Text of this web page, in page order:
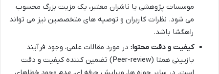
موسسات پژوهشی یا ناشران معتبر، یک مزیت بزرگ محسوب
می شود. نظرات کاربران و توصیه های متخصصین نیز می تواند
راهگشا باشد.
کیفیت و دقت محتوا: در مورد مقالات علمی، وجود فرآیند
بازبینی همتا (Peer-review) تضمین کننده کیفیت و دقت